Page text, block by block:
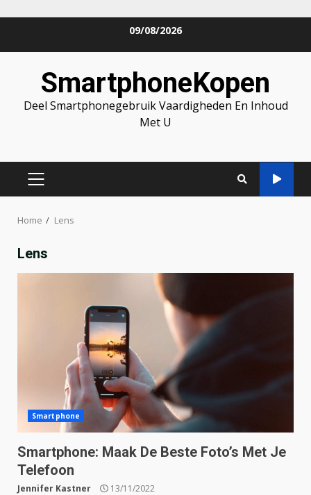
09/08/2026
SmartphoneKopen
Deel Smartphonegebruik Vaardigheden En Inhoud
Met U
PRIMARY
Home Lens
Lens
Smartphone
Smartphone: Maak De Beste Foto’s Met Je
Telefoon
Jennifer Kastner 13/11/2022